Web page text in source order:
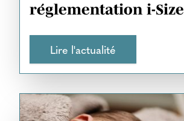
réglementation i-Size
Lire l'actualité